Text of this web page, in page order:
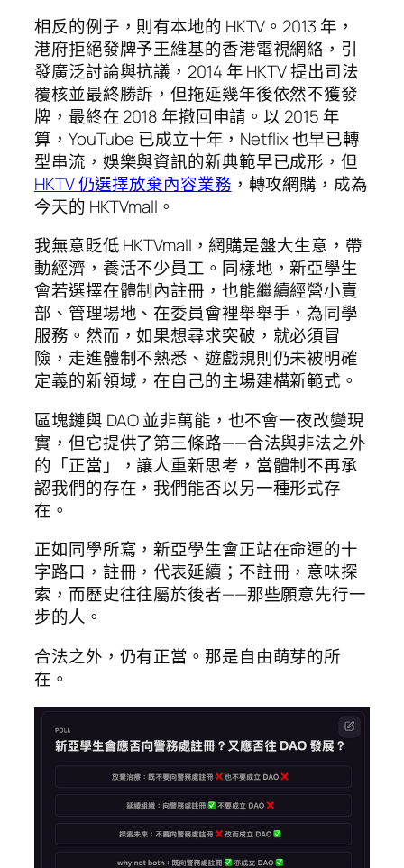
相反的例子，則有本地的 HKTV。2013 年，
港府拒絕發牌予王維基的香港電視網絡，引
發廣泛討論與抗議，2014 年 HKTV 提出司法
覆核並最終勝訴，但拖延幾年後依然不獲發
牌，最終在 2018 年撤回申請。以 2015 年
算，YouTube 已成立十年，Netflix 也早已轉
型串流，娛樂與資訊的新典範早已成形，但
HKTV 仍選擇放棄內容業務 ，轉攻網購，成為
今天的 HKTVmall。
我無意貶低 HKTVmall，網購是盤大生意，帶
動經濟，養活不少員工。同樣地，新亞學生
會若選擇在體制內註冊，也能繼續經營小賣
部、管理場地、在委員會裡舉舉手，為同學
服務。然而，如果想尋求突破，就必須冒
險，走進體制不熟悉、遊戲規則仍未被明確
定義的新領域，在自己的主場建構新範式。
區塊鏈與 DAO 並非萬能，也不會一夜改變現
實，但它提供了第三條路——合法與非法之外
的「正當」，讓人重新思考，當體制不再承
認我們的存在，我們能否以另一種形式存
在。
正如同學所寫，新亞學生會正站在命運的十
字路口，註冊，代表延續；不註冊，意味探
索，而歷史往往屬於後者——那些願意先行一
步的人。
合法之外，仍有正當。那是自由萌芽的所
在。